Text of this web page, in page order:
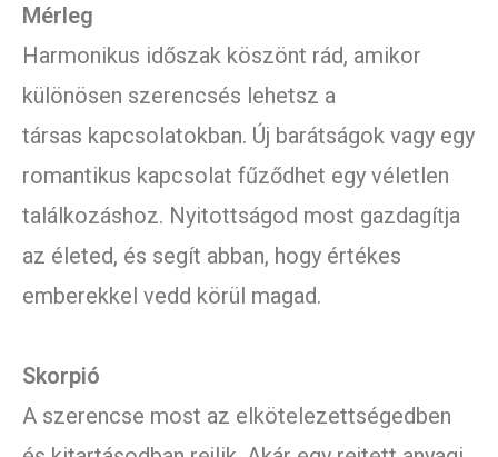
Mérleg
Harmonikus időszak köszönt rád, amikor
különösen szerencsés lehetsz a
társas kapcsolatokban. Új barátságok vagy egy
romantikus kapcsolat fűződhet egy véletlen
találkozáshoz. Nyitottságod most gazdagítja
az életed, és segít abban, hogy értékes
emberekkel vedd körül magad.
Skorpió
A szerencse most az elkötelezettségedben